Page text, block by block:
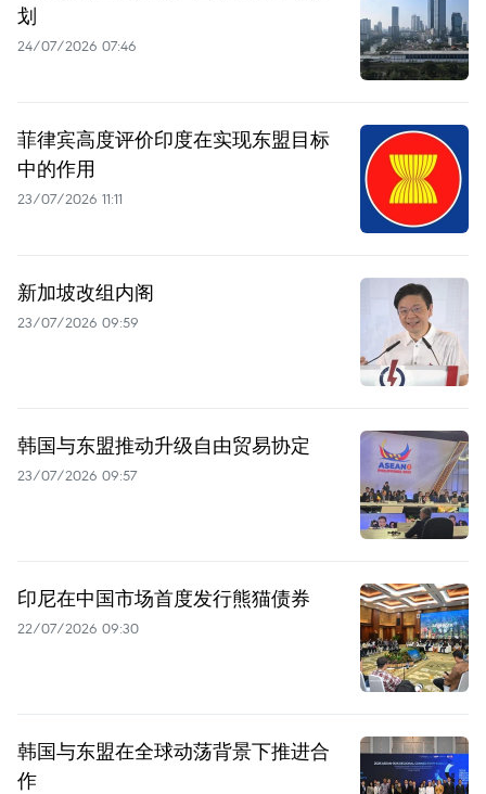
划
24/07/2026 07:46
菲律宾高度评价印度在实现东盟目标
中的作用
23/07/2026 11:11
新加坡改组内阁
23/07/2026 09:59
韩国与东盟推动升级自由贸易协定
23/07/2026 09:57
印尼在中国市场首度发行熊猫债券
22/07/2026 09:30
韩国与东盟在全球动荡背景下推进合
作